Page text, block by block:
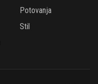
Potovanja
Stil